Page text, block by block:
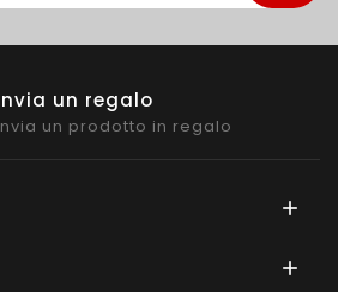
Miglior supporto
24H Online

